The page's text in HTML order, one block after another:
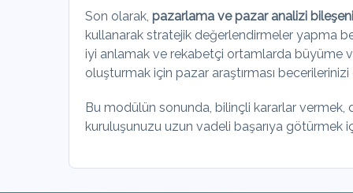
Son olarak, pazarlama ve pazar analizi bileşeni
kullanarak stratejik değerlendirmeler yapma
iyi anlamak ve rekabetçi ortamlarda büyüme
oluşturmak için pazar araştırması
Bu modülün sonunda, bilinçli kararlar vermek,
kuruluşunuzu uzun vadeli başarıya götürmek